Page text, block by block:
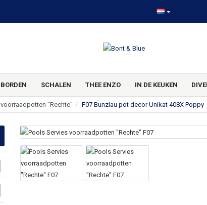
BORDEN SCHALEN THEE ENZO IN DE KEUKEN
voorraadpotten "Rechte" F07 Bunzlau pot decor Unikat 408X Poppy